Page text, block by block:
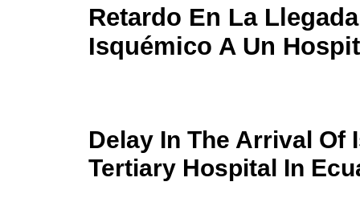
Retardo En La
Isquémico A Un
Delay In The Arrival Of
Tertiary Hospital In